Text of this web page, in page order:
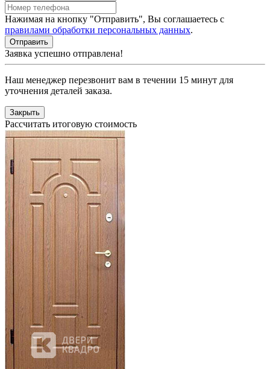
Нажимая на кнопку "Отправить", Вы соглашаетесь с
правилами обработки персональных данных.
Заявка успешно отправлена!
Наш менеджер перезвонит вам в течении 15 минут для
уточнения деталей заказа.
Закрыть
Рассчитать итоговую стоимость